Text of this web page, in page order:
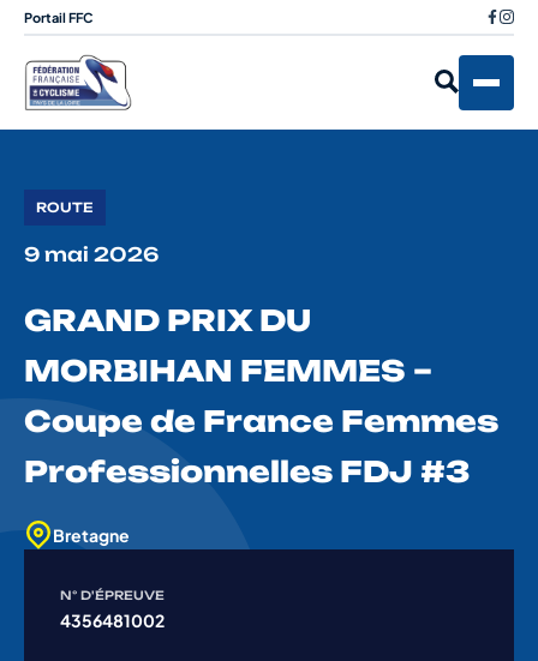
Portail FFC
ROUTE
9 mai 2026
GRAND PRIX DU
MORBIHAN FEMMES –
Coupe de France Femmes
Professionnelles FDJ #3
Bretagne
N° D'ÉPREUVE
4356481002